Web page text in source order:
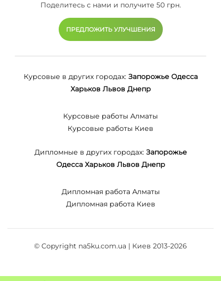
Поделитесь с нами и получите 50 грн.
ПРЕДЛОЖИТЬ УЛУЧШЕНИЯ
Курсовые в других городах: Запорожье Одесса
Харьков Львов Днепр
Курсовые работы Алматы
Курсовые работы Киев
Дипломные в других городах: Запорожье
Одесса Харьков Львов Днепр
Дипломная работа Алматы
Дипломная работа Киев
© Copyright na5ku.com.ua | Киев 2013-2026